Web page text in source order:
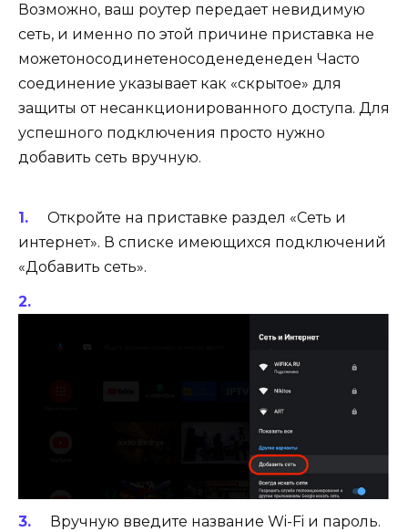
Возможно, ваш роутер передает невидимую
сеть, и именно по этой причине приставка не
можетоносодинетеносоденеденеден Часто
соединение указывает как «скрытое» для
защиты от несанкционированного доступа. Для
успешного подключения просто нужно
добавить сеть вручную.
Откройте на приставке раздел «Сеть и
интернет». В списке имеющихся подключений
«Добавить сеть».
Вручную введите название Wi-Fi и пароль.